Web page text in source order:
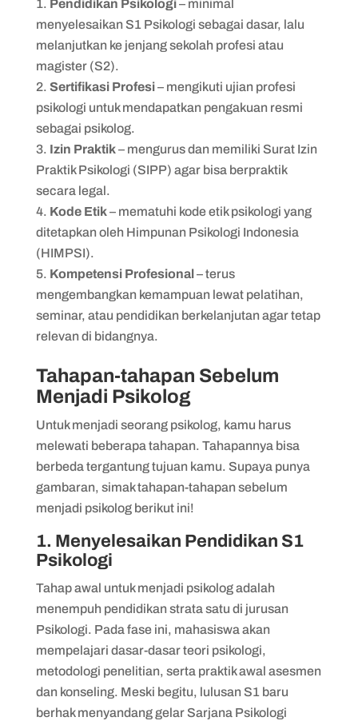
Pendidikan Psikologi– minimal
menyelesaikan S1 Psikologi sebagai dasar, lalu
melanjutkan ke jenjang sekolah profesi atau
magister (S2).
Sertifikasi Profesi– mengikuti ujian profesi
psikologi untuk mendapatkan pengakuan resmi
sebagai psikolog.
Izin Praktik– mengurus dan memiliki Surat Izin
Praktik Psikologi (SIPP) agar bisa berpraktik
secara legal.
Kode Etik– mematuhi kode etik psikologi yang
ditetapkan oleh Himpunan Psikologi Indonesia
(HIMPSI).
Kompetensi Profesional – terus
mengembangkan kemampuan lewat pelatihan,
seminar, atau pendidikan berkelanjutan agar tetap
relevan di bidangnya.
Tahapan-tahapan Sebelum
Menjadi Psikolog
Untuk menjadi seorang psikolog, kamu harus
melewati beberapa tahapan. Tahapannya bisa
berbeda tergantung tujuan kamu. Supaya punya
gambaran, simak tahapan-tahapan sebelum
menjadi psikolog berikut ini!
1. ​​Menyelesaikan Pendidikan S1
Psikologi
Tahap awal untuk menjadi psikolog adalah
menempuh pendidikan strata satu di jurusan
Psikologi. Pada fase ini, mahasiswa akan
mempelajari dasar-dasar teori psikologi,
metodologi penelitian, serta praktik awal asesmen
dan konseling. Meski begitu, lulusan S1 baru
berhak menyandang gelar Sarjana Psikologi